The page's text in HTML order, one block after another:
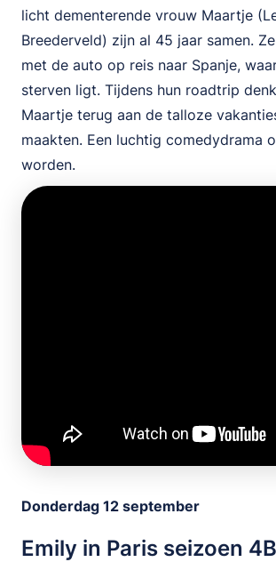
licht dementerende vrouw Maartje
Breederveld) zijn al 45 jaar samen.
met de auto op reis naar Spanje,
sterven ligt. Tijdens hun roadtrip
Maartje terug aan de talloze
maakten. Een luchtig comedydrama
worden.
Donderdag 12 september
Emily in Paris seizoen 4B